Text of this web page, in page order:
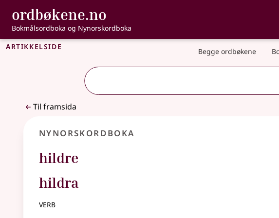
Gå til hovudinnhald
Tilgjenge
ordbøkene.no , Bokmålsordboka og
Bokmålsordboka og Nynorskordboka
Artikkelside Begge ordbøkene
Til framsida
Nynorskordboka
hildre
hildra
verb